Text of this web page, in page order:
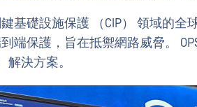
基礎設施保護 （CIP） 領域的全
端保護，旨在抵禦網路威脅。
解決方案。